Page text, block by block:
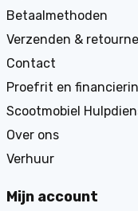
Betaalmethoden
Verzenden &
Contact
Proefrit en
Scootmobiel
Over ons
Verhuur
Mijn account